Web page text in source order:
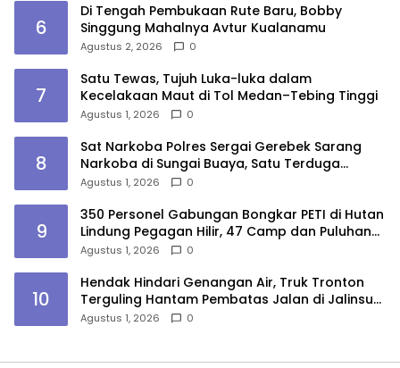
6
Di Tengah Pembukaan Rute Baru, Bobby
Singgung Mahalnya Avtur Kualanamu
Agustus 2, 2026 0
7
Satu Tewas, Tujuh Luka-luka dalam
Kecelakaan Maut di Tol Medan–Tebing Tinggi
Agustus 1, 2026 0
8
Sat Narkoba Polres Sergai Gerebek Sarang
Narkoba di Sungai Buaya, Satu Terduga
Pelaku Diamankan
Agustus 1, 2026 0
9
350 Personel Gabungan Bongkar PETI di Hutan
Lindung Pegagan Hilir, 47 Camp dan Puluhan
Peralatan Dimusnahkan
Agustus 1, 2026 0
10
Hendak Hindari Genangan Air, Truk Tronton
Terguling Hantam Pembatas Jalan di Jalinsum
Sergai
Agustus 1, 2026 0